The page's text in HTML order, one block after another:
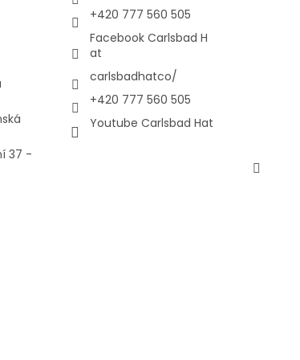
37 -
+420 777 560 505
Facebook Carlsbad H
at
carlsbadhatco/
+420 777 560 505
Youtube Carlsbad Hat